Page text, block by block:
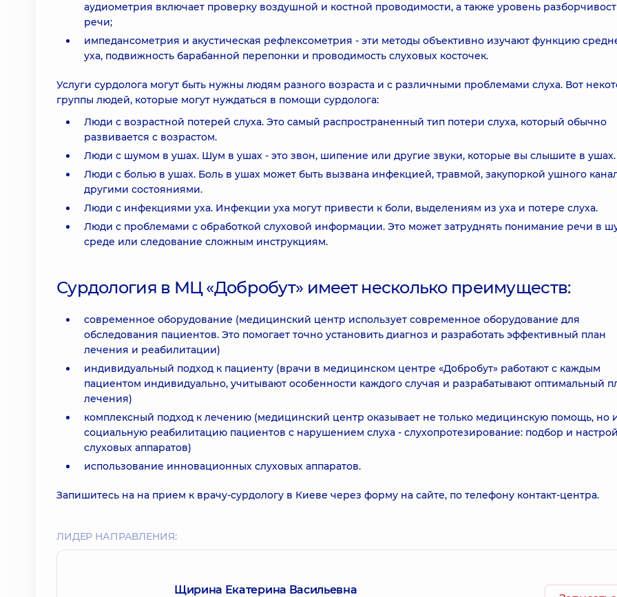
аудиометрия включает проверку воздушной и костной проводимости, а также уровень
речи;
импедансометрия и акустическая рефлексометрия - эти методы объективно изучают функцию
уха, подвижность барабанной перепонки и проводимость слуховых косточек.
Услуги сурдолога могут быть нужны людям разного возраста и с различными проблемами слуха. Вот
группы людей, которые могут нуждаться в помощи сурдолога:
Люди с возрастной потерей слуха. Это самый распространенный тип потери слуха, который обычно
развивается с возрастом.
Люди с шумом в ушах. Шум в ушах - это звон, шипение или другие звуки, которые вы слышите в ушах.
Люди с болью в ушах. Боль в ушах может быть вызвана инфекцией, травмой, закупоркой ушного
другими состояниями.
Люди с инфекциями уха. Инфекции уха могут привести к боли, выделениям из уха и потере слуха.
Люди с проблемами с обработкой слуховой информации. Это может затруднять понимание речи в
среде или следование сложным инструкциям.
Сурдология в МЦ «Добробут» имеет несколько преимуществ:
современное оборудование (медицинский центр использует современное оборудование для
обследования пациентов. Это помогает точно установить диагноз и разработать эффективный план
лечения и реабилитации)
индивидуальный подход к пациенту (врачи в медицинском центре «Добробут» работают с каждым
пациентом индивидуально, учитывают особенности каждого случая и разрабатывают оптимальный
лечения)
комплексный подход к лечению (медицинский центр оказывает не только медицинскую помощь, но
социальную реабилитацию пациентов с нарушением слуха - слухопротезирование: подбор и
слуховых аппаратов)
использование инновационных слуховых аппаратов.
Запишитесь на на прием к врачу-сурдологу в Киеве через форму на сайте, по телефону контакт-центра.
ЛИДЕР НАПРАВЛЕНИЯ:
Щирина Екатерина Васильевна